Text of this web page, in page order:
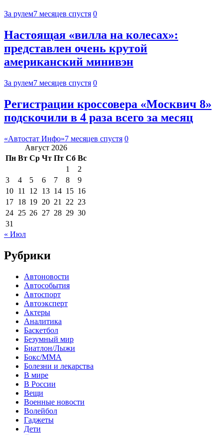
За рулем7 месяцев спустя 0
Настоящая «вилла на колесах»:
представлен очень крутой
американский минивэн
За рулем7 месяцев спустя 0
Регистрации кроссовера «Москвич 8»
подскочили в 4 раза всего за месяц
«Автостат Инфо»7 месяцев спустя 0
Август 2026
Пн Вт Ср Чт Пт Сб Вс
1
2
3
4 5 6 7 8
9
10 11 12 13 14 15 16
17 18 19 20 21 22 23
24 25 26 27 28 29 30
31
« Июл
Рубрики
Автоновости
Автособытия
Автоспорт
Автоэксперт
Актеры
Аналитика
Баскетбол
Безумный мир
Биатлон/Лыжи
Бокс/MMA
Болезни и лекарства
В мире
В России
Вещи
Военные новости
Волейбол
Гаджеты
Дети